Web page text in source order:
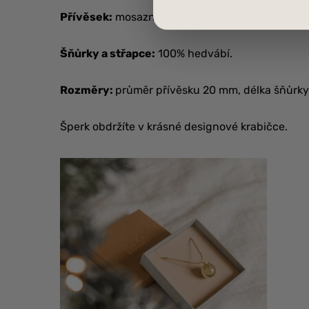
Přívěsek: mosazná bola pozlacená 18karátovým
Šňůrky a střapce: 100% hedvábí.
Rozměry: průměr přívěsku 20 mm, délka šňůrky
Šperk obdržíte v krásné designové krabičce.